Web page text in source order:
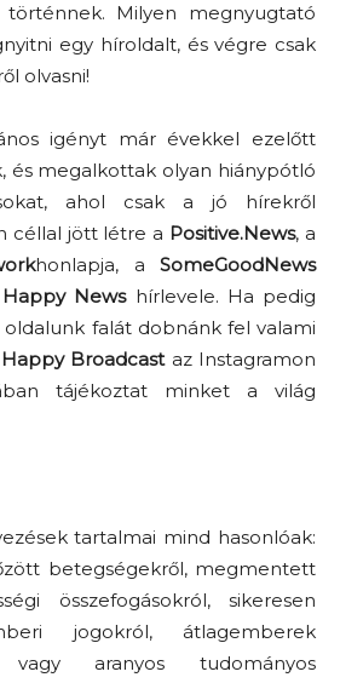
Milyen megnyugtató
egy híroldalt, és végre csak
olvasni!
igényt már évekkel ezelőtt
és megalkottak olyan hiánypótló
ahol csak a jó hírekről
céllal jött létre a Positive.News, a
honlapja, a SomeGoodNews
Newshírlevele. Ha pedig
falát dobnánk fel valami
Broadcastaz Instagramon
tájékoztat minket a világ
tartalmai mind hasonlóak:
betegségekről, megmentett
összefogásokról, sikeresen
jogokról, átlagemberek
vagy aranyos tudományos